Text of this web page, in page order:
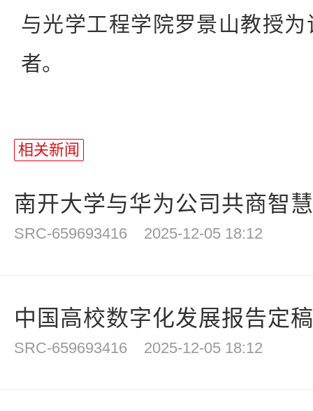
与光学工程学院罗景山教授
者。
相关新闻
南开大学与华为公司共商智
SRC-659693416 2025-12-05 18:12
中国高校数字化发展报告定
SRC-659693416 2025-12-05 18:12